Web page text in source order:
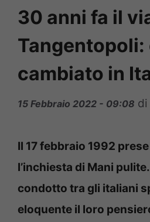
30 anni fa il
Tangentopoli:
cambiato in
15 Febbraio 2022 - 09:08 di
Il 17 febbraio 1992
l’inchiesta di Mani
condotto tra gli italiani
eloquente il loro